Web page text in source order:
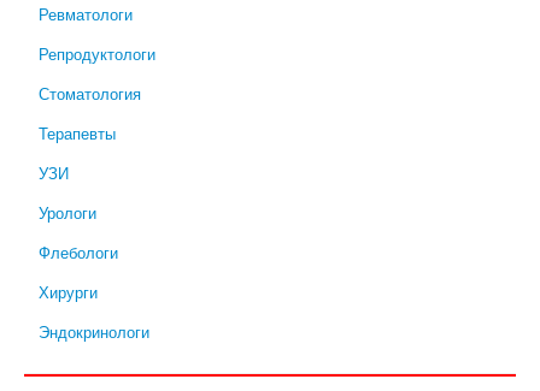
Ревматологи
Репродуктологи
Стоматология
Терапевты
УЗИ
Урологи
Флебологи
Хирурги
Эндокринологи